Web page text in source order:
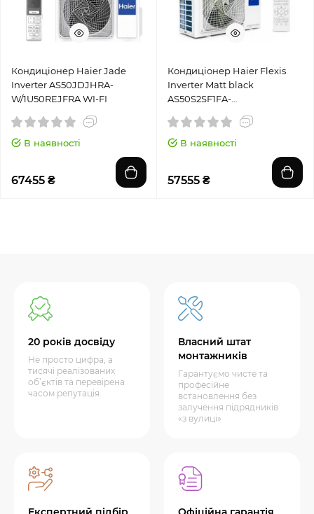
Кондиціонер Haier Jade
Inverter AS50JDJHRA-
W/1U50REJFRA WI-FI
В наявності
67455 ₴
Кондиціонер Haier Flexis
Inverter Matt black
AS50S2SF1FA-
В наявності
57555 ₴
20 років досвіду
Не просто цифра, а
тисячі реалізованих
об’єктів та перевірена
часом репутація.
Власний штат
монтажників
Гарантуємо чисте та
професійне
встановлення без
залучення підрядників
«з вулиці»